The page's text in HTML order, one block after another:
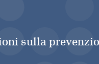
sulla